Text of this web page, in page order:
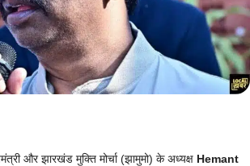
और झारखंड मुक्ति मोर्चा (झामुमो) के अध्यक्ष Hemant